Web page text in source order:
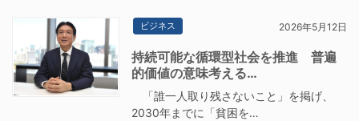
ビジネス 2026年5月12日
持続可能な循環型社会を推進 普遍
的価値の意味考える…
「誰一人取り残さないこと」を掲げ、
2030年までに「貧困を…